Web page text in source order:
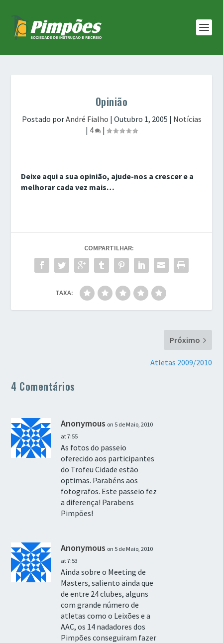
Opinião
Postado porAndré Fialho | Outubro 1, 2005 | Notícias
| 4 |
Deixe aqui a sua opinião, ajude-nos a crescer e a
melhorar cada vez mais…
COMPARTILHAR:
TAXA:
Próximo
Atletas 2009/2010
4 Comentários
Anonymous on 5 de Maio, 2010
at 7:55
As fotos do passeio
oferecido aos participantes
do Trofeu Cidade estão
optimas. Parabéns aos
fotografos. Este passeio fez
a diferença! Parabens
Pimpões!
Anonymous on 5 de Maio, 2010
at 7:53
Ainda sobre o Meeting de
Masters, saliento ainda que
de entre 24 clubes, alguns
com grande número de
atletas como o Leixões e a
AAC, os 14 nadadores dos
Pimpões conseguiram fazer